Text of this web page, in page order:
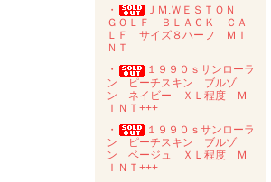
・
ＪＭ.ＷＥＳＴＯＮ
ＧＯＬＦ ＢＬＡＣＫ ＣＡ
ＬＦ サイズ８ハーフ ＭＩ
ＮＴ
・
１９９０ｓサンローラ
ン ピーチスキン ブルゾ
ン ネイビー ＸＬ程度 Ｍ
ＩＮＴ+++
・
１９９０ｓサンローラ
ン ピーチスキン ブルゾ
ン ベージュ ＸＬ程度 Ｍ
ＩＮＴ+++